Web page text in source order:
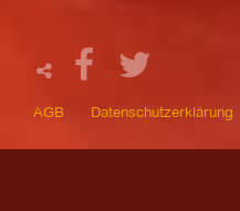
AGB Datenschutzerklärung